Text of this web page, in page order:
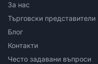
За нас
Търговски представители
Блог
Контакти
Често задавани въпроси